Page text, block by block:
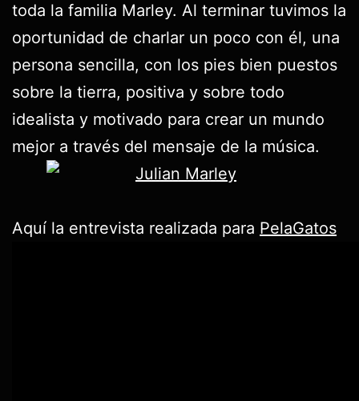
toda la familia Marley. Al terminar tuvimos la
oportunidad de charlar un poco con él, una
persona sencilla, con los pies bien puestos
sobre la tierra, positiva y sobre todo
idealista y motivado para crear un mundo
mejor a través del mensaje de la música.
Aquí la entrevista realizada para PelaGatos